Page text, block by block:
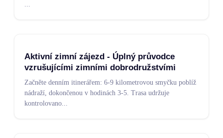
...
Aktivní zimní zájezd - Úplný průvodce
vzrušujícími zimními dobrodružstvími
Začněte denním itinerářem: 6-9 kilometrovou smyčku poblíž
nádraží, dokončenou v hodinách 3-5. Trasa udržuje
kontrolovano...